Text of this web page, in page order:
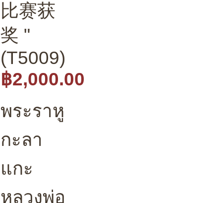
比赛获
奖 "
(T5009)
฿2,000.00
พระราหู
กะลา
แกะ
หลวงพ่อ